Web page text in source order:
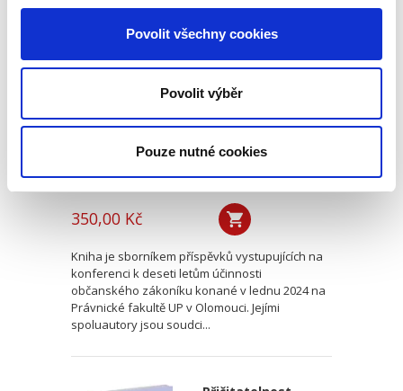
Povolit všechny cookies
Povolit výběr
Pouze nutné cookies
občanského
Renáta Šínová,
350,00 Kč
Kniha je sborníkem příspěvků vystupujících na
konferenci k deseti letům účinnosti
občanského zákoníku konané v lednu 2024 na
Právnické fakultě UP v Olomouci. Jejími
spoluautory jsou soudci...